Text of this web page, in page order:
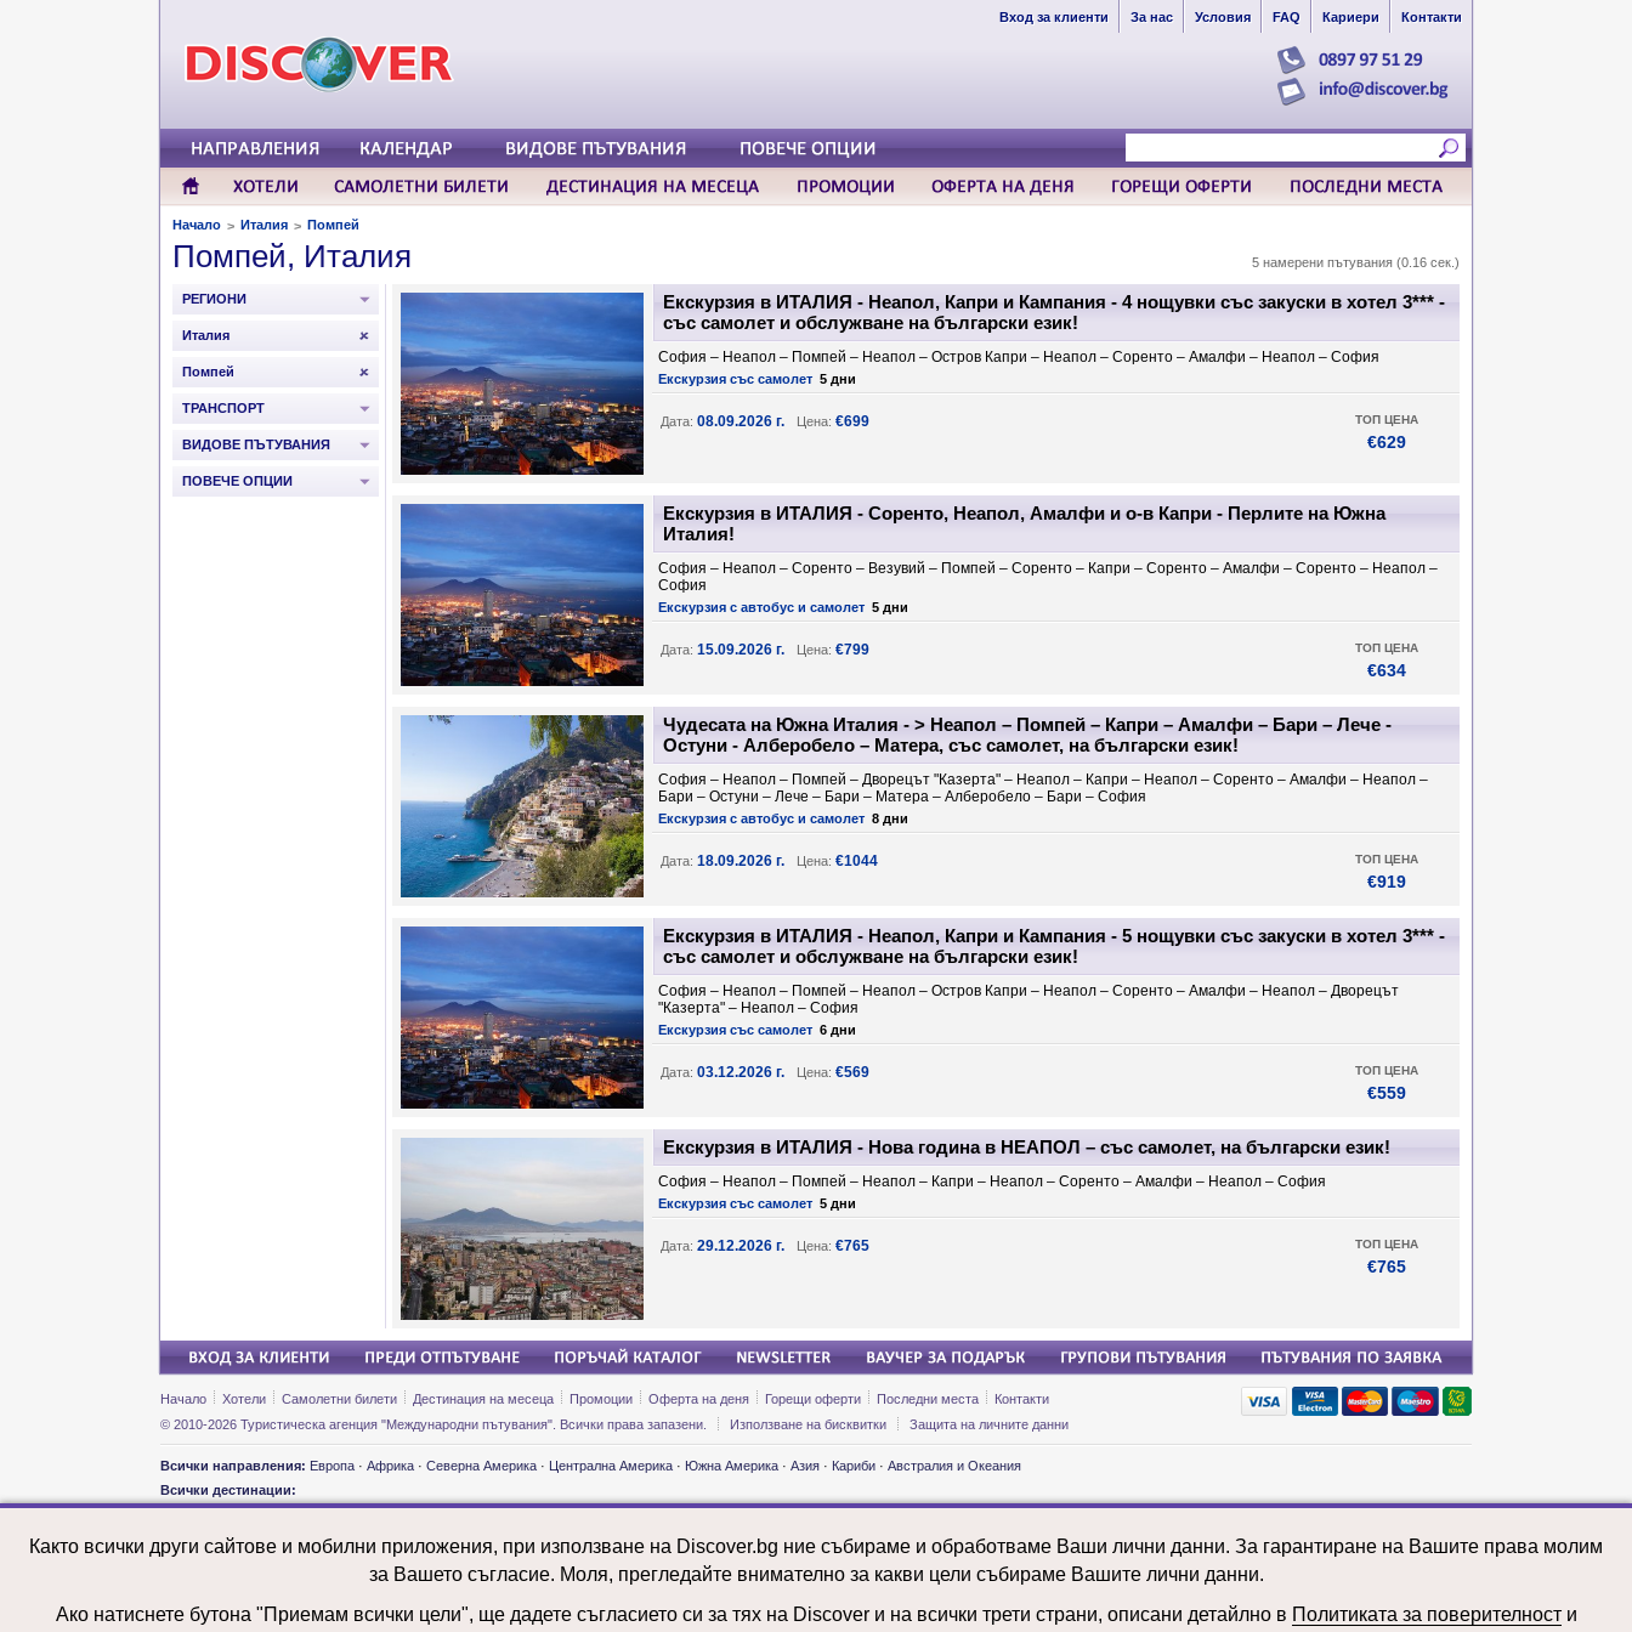
Вход за клиенти За нас Условия FAQ Кариери Контакти
Начало > Италия > Помпей
Помпей, Италия 5 намерени пътувания (0.16 сек.)
РЕГИОНИ
Италия
Помпей
ТРАНСПОРТ
ВИДОВЕ ПЪТУВАНИЯ
ПОВЕЧЕ ОПЦИИ
Екскурзия в ИТАЛИЯ - Неапол, Капри и Кампания - 4 нощувки със закуски в хотел 3*** -
със самолет и обслужване на български език!
София – Неапол – Помпей – Неапол – Остров Капри – Неапол – Соренто – Амалфи – Неапол – София
Екскурзия със самолет 5 дни
Дата: 08.09.2026 г. Цена: €699 ТОП ЦЕНА
€629
Екскурзия в ИТАЛИЯ - Соренто, Неапол, Амалфи и о-в Капри - Перлите на Южна
Италия!
София – Неапол – Соренто – Везувий – Помпей – Соренто – Капри – Соренто – Амалфи – Соренто – Неапол –
София
Екскурзия с автобус и самолет 5 дни
Дата: 15.09.2026 г. Цена: €799 ТОП ЦЕНА
€634
Чудесата на Южна Италия - > Неапол – Помпей – Капри – Амалфи – Бари – Лече -
Остуни - Алберобело – Матера, със самолет, на български език!
София – Неапол – Помпей – Дворецът "Казерта" – Неапол – Капри – Неапол – Соренто – Амалфи – Неапол –
Бари – Остуни – Лече – Бари – Матера – Алберобело – Бари – София
Екскурзия с автобус и самолет 8 дни
Дата: 18.09.2026 г. Цена: €1044 ТОП ЦЕНА
€919
Екскурзия в ИТАЛИЯ - Неапол, Капри и Кампания - 5 нощувки със закуски в хотел 3*** -
със самолет и обслужване на български език!
София – Неапол – Помпей – Неапол – Остров Капри – Неапол – Соренто – Амалфи – Неапол – Дворецът
"Казерта" – Неапол – София
Екскурзия със самолет 6 дни
Дата: 03.12.2026 г. Цена: €569 ТОП ЦЕНА
€559
Екскурзия в ИТАЛИЯ - Нова година в НЕАПОЛ – със самолет, на български език!
София – Неапол – Помпей – Неапол – Капри – Неапол – Соренто – Амалфи – Неапол – София
Екскурзия със самолет 5 дни
Дата: 29.12.2026 г. Цена: €765 ТОП ЦЕНА
€765
Начало Хотели Самолетни билети Дестинация на месеца Промоции Оферта на деня Горещи оферти Последни места
Контакти
© 2010-2026 Туристическа агенция "Международни пътувания". Всички права запазени.
Използване на бисквитки Защита на личните данни
Всички направления: Европа · Африка · Северна Америка · Централна Америка · Южна Америка · Азия · Кариби · Австралия и Океания
Всички дестинации:
Екскурзии и почивки: Австралия
Екскурзии и почивки: Азербайджан
Екскурзии и почивки: Великобритания
Екскурзии и почивки: Етиопия
Екскурзии и почивки: Индия
Екскурзии и почивки: Ирландия
Екскурзии и почивки: Исландия
Екскурзии и почивки: Италия
Екскурзии и почивки: Мароко
Екскурзии и почивки: Молдова
Екскурзии и почивки: Нидерландия
Екскурзии и почивки: Панама
Екскурзии и почивки: Тайланд
Екскурзии и почивки: Турция
Екскурзии и почивки: Уганда
Екскурзии и почивки: Узбекистан
Екскурзии и почивки: Франция
Както всички други сайтове и мобилни приложения, при използване на Discover.bg ние събираме и обработваме Ваши лични данни. За гарантиране на Вашите права молим
за Вашето съгласие. Моля, прегледайте внимателно за какви цели събираме Вашите лични данни.
Ако натиснете бутона "Приемам всички цели", ще дадете съгласието си за тях на Discover и на всички трети страни, описани детайлно в Политиката за поверителности